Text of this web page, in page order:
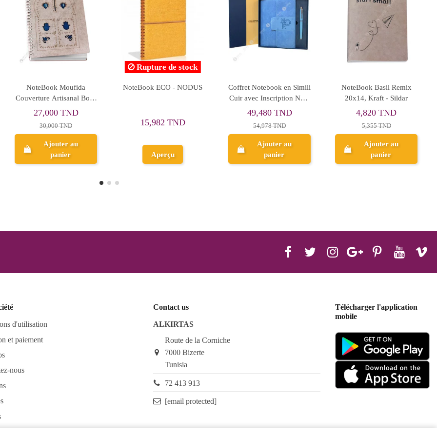
Cardin -
Rupture de stock
Coffret NoteBook Pour
Fille, Shine's Magic Party
Bloc-Notes Pierre Cardin -
Réf. PC2115
Notebook Deluxe Blanc -
Petulia - Nebulous Stars
NoteBook en
Classics A6,
d'utilisation
et paiement
nous
Contact us
ALKIRTAS
Route de la Corniche
7000 Bizerte
Tunisia
72 413 913
[email protected]
Télécharger l'application
mobile